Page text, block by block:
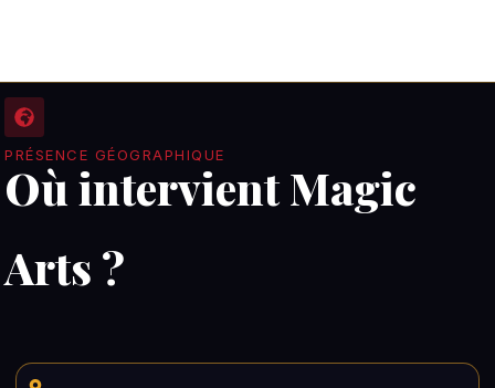
PRÉSENCE GÉOGRAPHIQUE
Où intervient Magic
Arts ?